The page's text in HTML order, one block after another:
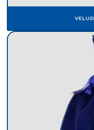
Fornecedor de floco de
Fornecedor de papel
Fornecedor de papel
Fornecedor de papel
Fornecedor de papel veludo
Fornecedor de tecido
Fornecedor de veludo